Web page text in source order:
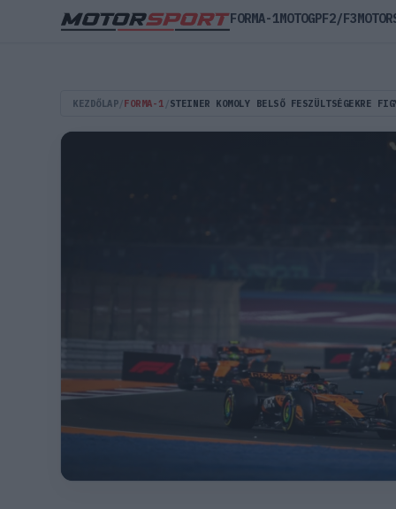
KEZDŐLAP FORMA-1 STEINER KOMOLY BELSŐ FESZÜLTSÉGEKRE
FORMA-1MOTOGPF2/F3